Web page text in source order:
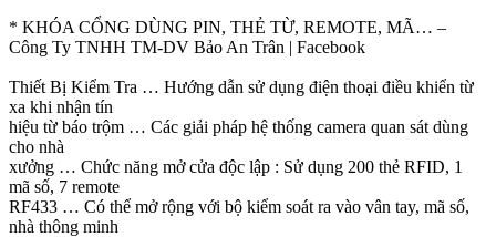
* KHÓA CỔNG DÙNG PIN, THẺ TỪ, REMOTE, MÃ… –
Công Ty TNHH TM-DV Bảo An Trân | Facebook
Thiết Bị Kiểm Tra … Hướng dẫn sử dụng điện thoại điều khiển từ
xa khi nhận tín
hiệu từ báo trộm … Các giải pháp hệ thống camera quan sát dùng
cho nhà
xưởng … Chức năng mở cửa độc lập : Sử dụng 200 thẻ RFID, 1
mã số, 7 remote
RF433 … Có thể mở rộng với bộ kiểm soát ra vào vân tay, mã số,
nhà thông minh